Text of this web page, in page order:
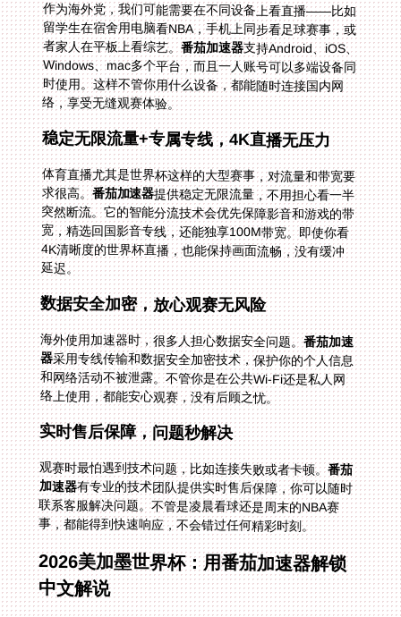
作为海外党，我们可能需要在不同设备上看直播——比如
留学生在宿舍用电脑看NBA，手机上同步看足球赛事，或
者家人在平板上看综艺。番茄加速器支持Android、iOS、
Windows、mac多个平台，而且一人账号可以多端设备同
时使用。这样不管你用什么设备，都能随时连接国内网
络，享受无缝观赛体验。
稳定无限流量+专属专线，4K直播无压力
体育直播尤其是世界杯这样的大型赛事，对流量和带宽要
求很高。番茄加速器提供稳定无限流量，不用担心看一半
突然断流。它的智能分流技术会优先保障影音和游戏的带
宽，精选回国影音专线，还能独享100M带宽。即使你看
4K清晰度的世界杯直播，也能保持画面流畅，没有缓冲
延迟。
数据安全加密，放心观赛无风险
海外使用加速器时，很多人担心数据安全问题。番茄加速
器采用专线传输和数据安全加密技术，保护你的个人信息
和网络活动不被泄露。不管你是在公共Wi-Fi还是私人网
络上使用，都能安心观赛，没有后顾之忧。
实时售后保障，问题秒解决
观赛时最怕遇到技术问题，比如连接失败或者卡顿。番茄
加速器有专业的技术团队提供实时售后保障，你可以随时
联系客服解决问题。不管是凌晨看球还是周末的NBA赛
事，都能得到快速响应，不会错过任何精彩时刻。
2026美加墨世界杯：用番茄加速器解锁
中文解说